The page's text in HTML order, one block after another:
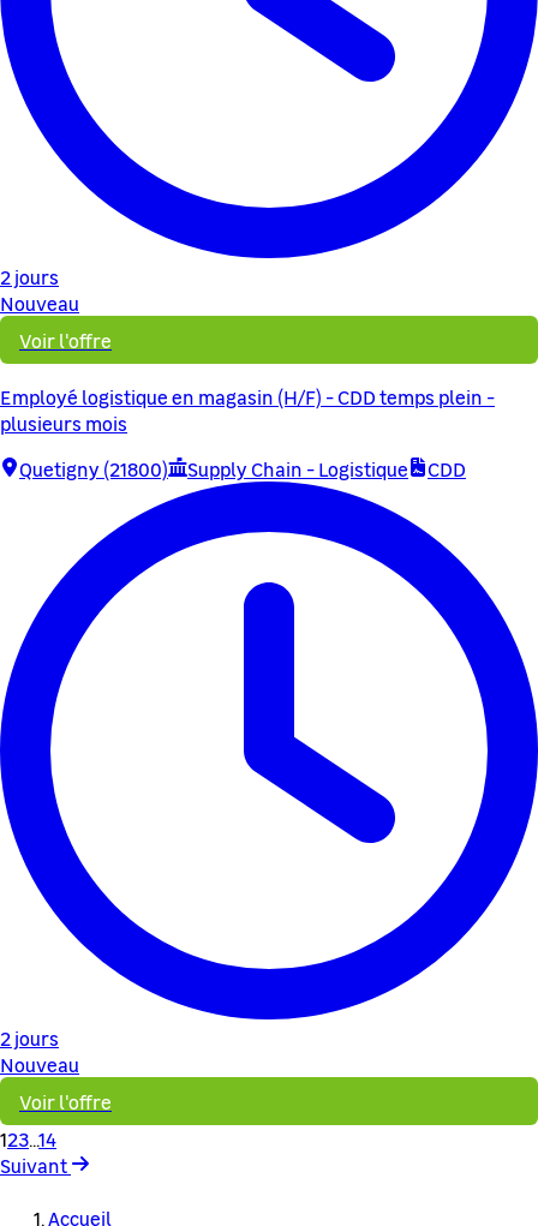
2 jours
Nouveau
Voir l'offre
Employé logistique en magasin (H/F) - CDD temps plein -
plusieurs mois
Quetigny (21800)
Supply Chain - Logistique CDD
2 jours
Nouveau
Voir l'offre
123...14
Suivant
Accueil